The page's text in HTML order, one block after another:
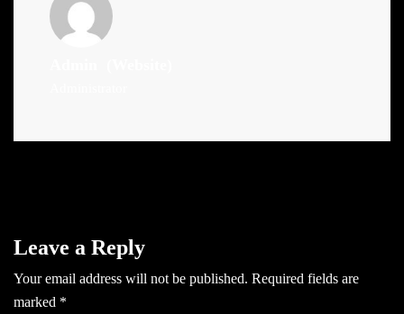
Leave a Reply
Your email address will not be published. Required fields are
marked *